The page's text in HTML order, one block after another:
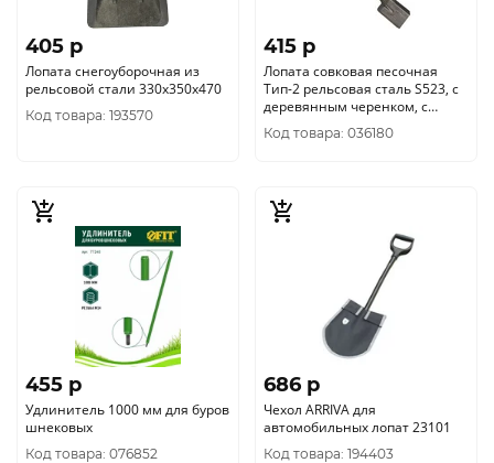
405 p
Лопата снегоуборочная из
рельсовой стали 330х350х470
Код товара: 193570
415 p
Лопата совковая песочная
Тип-2 рельсовая сталь S523, с
деревянным черенком, с
ребрами жесткости
Код товара: 036180
455 p
Удлинитель 1000 мм для буров
шнековых
Код товара: 076852
686 p
Чехол ARRIVA для
автомобильных лопат 23101
Код товара: 194403